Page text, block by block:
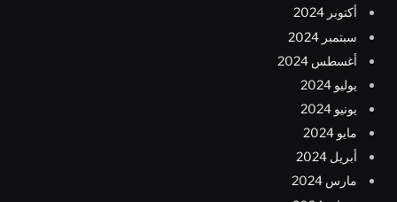
أكتوبر 2024
سبتمبر 2024
أغسطس 2024
يوليو 2024
يونيو 2024
مايو 2024
أبريل 2024
مارس 2024